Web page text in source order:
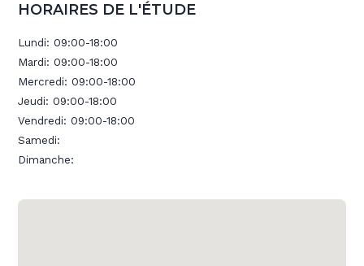
HORAIRES DE L'ÉTUDE
Lundi:09:00-18:00
Mardi:09:00-18:00
Mercredi:09:00-18:00
Jeudi:09:00-18:00
Vendredi:09:00-18:00
Samedi:
Dimanche: